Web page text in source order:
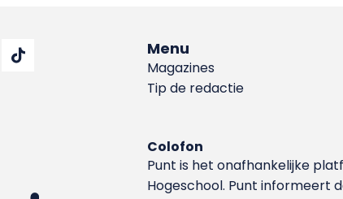
Menu
Magazines
Tip de redactie
Colofon
Punt is het onafhankelijke
Hoge­school. Punt informeert